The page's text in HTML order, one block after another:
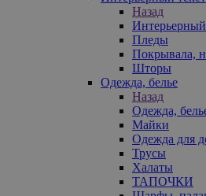
Назад
Интерьерный
Пледы
Покрывала,
Шторы
Одежда, белье
Назад
Одежда,
Майки
Одежда для
Трусы
Халаты
ТАПОЧКИ